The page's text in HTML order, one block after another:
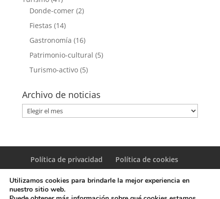
Donde-comer(2)
Fiestas (14)
Gastronomía (16)
Patrimonio-cultural (5)
Turismo-activo(5)
Archivo de noticias
Archivo
de
Política de privacidad Política de cookies
Utilizamos cookies para brindarle la mejor experiencia en
nuestro sitio web.